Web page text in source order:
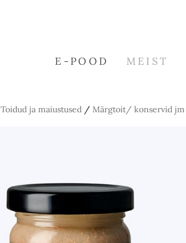
E-POOD MEIST
Toidud ja maiustused / Märgtoit/ konservid jm